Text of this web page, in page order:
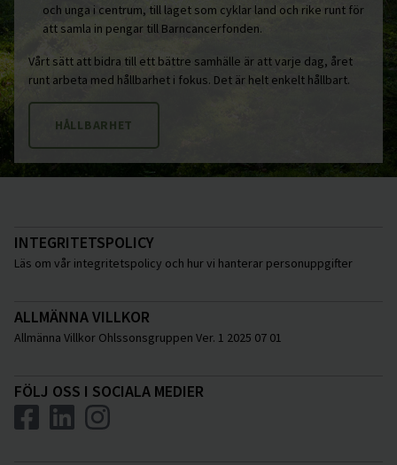
och unga i centrum, till laget som cyklar land och rike runt för
att samla in pengar till Barncancerfonden.
Vårt sätt att bidra till ett bättre samhälle är att varje dag, året
runt arbeta med hållbarhet i fokus. Det är helt enkelt hållbart.
HÅLLBARHET
INTEGRITETSPOLICY
Läs om vår integritetspolicy och hur vi hanterar personuppgifter
ALLMÄNNA VILLKOR
Allmänna Villkor Ohlssonsgruppen Ver. 1 2025 07 01
FÖLJ OSS I SOCIALA MEDIER